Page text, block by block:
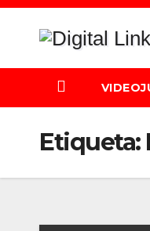
Saltar
Etiqueta: